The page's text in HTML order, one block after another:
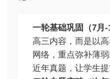
一轮基础巩固（7月-
高三内容，而是以
网络，重点弥补薄
近年真题，让学生